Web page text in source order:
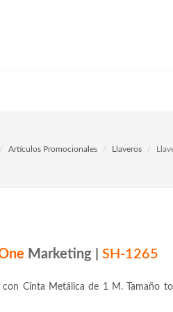
Artículos Promocionales Llaveros
Marketing SH-1265
con Cinta Metálica de 1 M. Tamaño